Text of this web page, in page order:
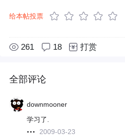
给本帖投票
261 18 打赏
全部评论
downmooner
学习了.
2009-03-23